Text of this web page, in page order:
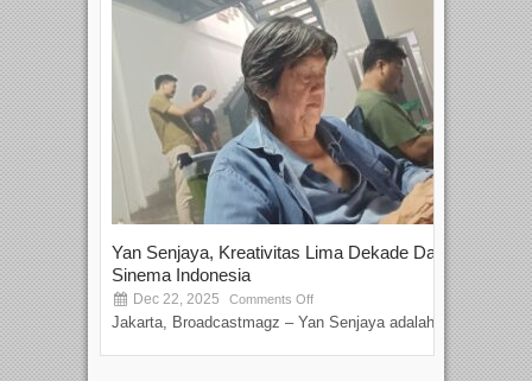
Yan Senjaya, Kreativitas Lima Dekade Dalam
Sinema Indonesia
Dec 22, 2025 Comments Off
Jakarta, Broadcastmagz – Yan Senjaya adalah...